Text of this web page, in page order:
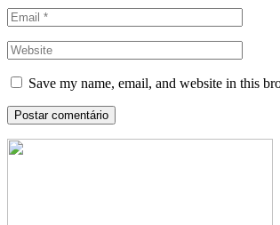
Save my name, email, and website in this